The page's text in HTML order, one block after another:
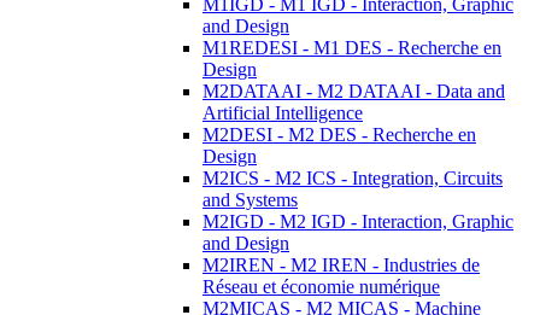
M1IGD - M1 IGD - Interaction, Graphic
and Design
M1REDESI - M1 DES - Recherche en
Design
M2DATAAI - M2 DATAAI - Data and
Artificial Intelligence
M2DESI - M2 DES - Recherche en
Design
M2ICS - M2 ICS - Integration, Circuits
and Systems
M2IGD - M2 IGD - Interaction, Graphic
and Design
M2IREN - M2 IREN - Industries de
Réseau et économie numérique
M2MICAS - M2 MICAS - Machine